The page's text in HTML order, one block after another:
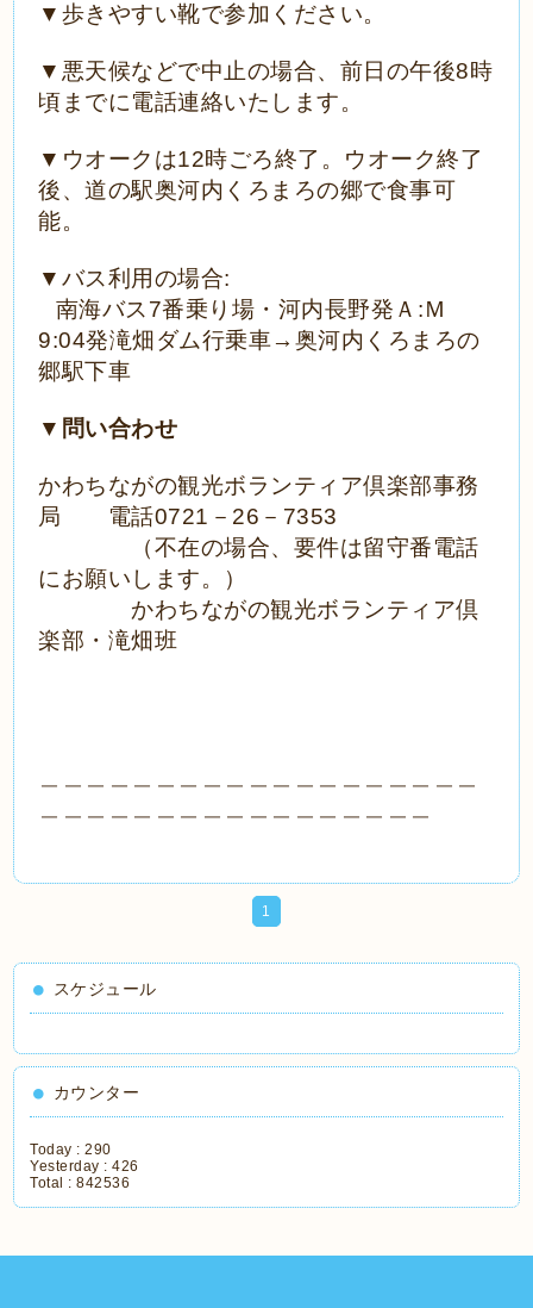
▼歩きやすい靴で参加ください。
▼悪天候などで中止の場合、前日の午後8時
頃までに電話連絡いたします。
▼ ウオークは12時ごろ終了。ウオーク終了
後、道の駅奥河内くろまろの郷で食事可
能。
▼バス利用の場合:
南海バス 7番乗り場・河内長野発Ａ :Ｍ
9:04発滝畑ダム行乗車→奥河内くろまろの
郷駅下車
▼ 問い合わせ
かわちながの観光ボランティア倶楽部事務
局 電話0721 － 26 － 7353
（不在の場合、要件は留守番電話
にお願いします。）
かわちながの観光ボランティア倶
楽部・滝畑班
1
スケジュール
カウンター
Today :290
Yesterday :426
Total :842536